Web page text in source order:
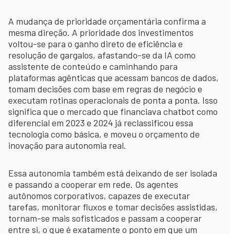
A mudança de prioridade orçamentária confirma a
mesma direção. A prioridade dos investimentos
voltou-se para o ganho direto de eficiência e
resolução de gargalos, afastando-se da IA como
assistente de conteúdo e caminhando para
plataformas agênticas que acessam bancos de dados,
tomam decisões com base em regras de negócio e
executam rotinas operacionais de ponta a ponta. Isso
significa que o mercado que financiava chatbot como
diferencial em 2023 e 2024 já reclassificou essa
tecnologia como básica, e moveu o orçamento de
inovação para autonomia real.
Essa autonomia também está deixando de ser isolada
e passando a cooperar em rede. Os agentes
autônomos corporativos, capazes de executar
tarefas, monitorar fluxos e tomar decisões assistidas,
tornam-se mais sofisticados e passam a cooperar
entre si, o que é exatamente o ponto em que um